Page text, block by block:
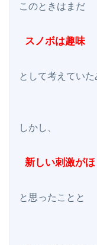
このときはまだ
スノボは趣味
として考えていた
しかし、
新しい刺激がほ
と思ったことと